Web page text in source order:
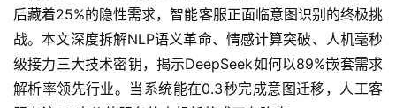
后藏着25%的隐性需求，智能客服正面临意图识别的终极挑
战。本文深度拆解NLP语义革命、情感计算突破、人机毫秒
级接力三大技术密钥，揭示DeepSeek如何以89%嵌套需求
解析率领先行业。当系统能在0.3秒完成意图迁移，人工客